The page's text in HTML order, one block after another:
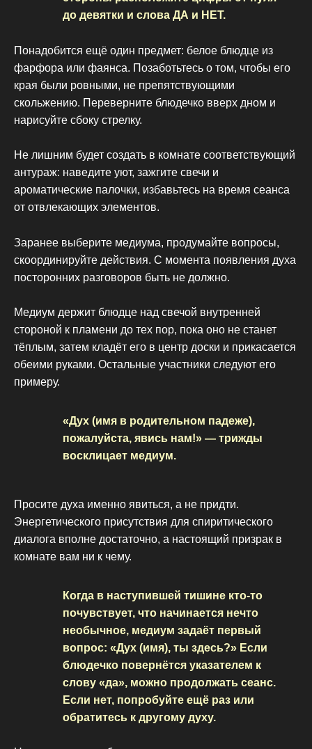
до девятки и слова ДА и НЕТ.
Понадобится ещё один предмет: белое блюдце из
фарфора или фаянса. Позаботьтесь о том, чтобы его
края были ровными, не препятствующими
скольжению. Переверните блюдечко вверх дном и
нарисуйте сбоку стрелку.
Не лишним будет создать в комнате соответствующий
антураж: наведите уют, зажгите свечи и
ароматические палочки, избавьтесь на время сеанса
от отвлекающих элементов.
Заранее выберите медиума, продумайте вопросы,
скоординируйте действия. С момента появления духа
посторонних разговоров быть не должно.
Медиум держит блюдце над свечой внутренней
стороной к пламени до тех пор, пока оно не станет
тёплым, затем кладёт его в центр доски и прикасается
обеими руками. Остальные участники следуют его
примеру.
«Дух (имя в родительном падеже),
пожалуйста, явись нам!» — трижды
восклицает медиум.
Просите духа именно явиться, а не придти.
Энергетического присутствия для спиритического
диалога вполне достаточно, а настоящий призрак в
комнате вам ни к чему.
Когда в наступившей тишине кто-то
почувствует, что начинается нечто
необычное, медиум задаёт первый
вопрос: «Дух (имя), ты здесь?» Если
блюдечко повернётся указателем к
слову «да», можно продолжать сеанс.
Если нет, попробуйте ещё раз или
обратитесь к другому духу.